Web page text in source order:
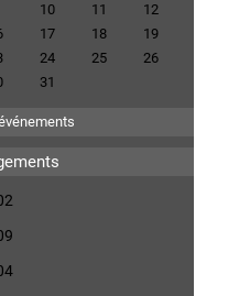
10 11
12
17 18
19
24 25
26
31